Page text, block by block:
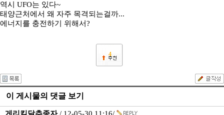
역시 UFO는 있다~
태양근처에서 왜 자주 목격되는걸까...
에너지를 충전하기 위해서?
4
이 게시물의 댓글 보기